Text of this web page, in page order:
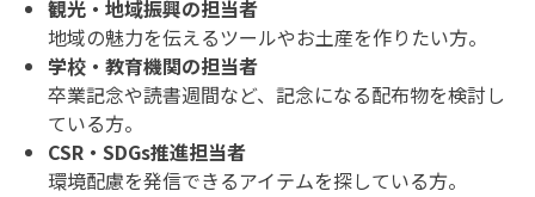
観光・地域振興の担当者
地域の魅力を伝えるツールやお土産を作りたい方。
学校・教育機関の担当者
卒業記念や読書週間など、記念になる配布物を検討し
ている方。
CSR ・ SDGs推進担当者
環境配慮を発信できるアイテムを探している方。